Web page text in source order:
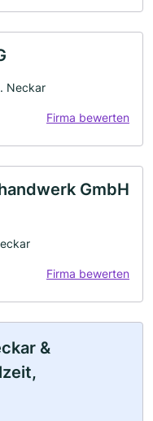
Neckar
Firma bewerten
GmbH
Firma bewerten
&